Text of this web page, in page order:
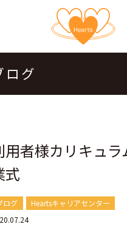
ログ
用者様カリキュラ
式
ログ
Heartsキャリアセンター